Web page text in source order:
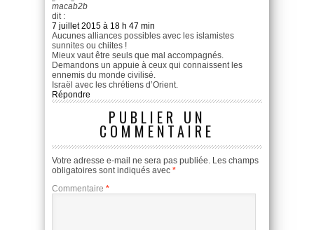
macab2b
dit :
7 juillet 2015 à 18 h 47 min
Aucunes alliances possibles avec les islamistes
sunnites ou chiites !
Mieux vaut être seuls que mal accompagnés.
Demandons un appuie à ceux qui connaissent les
ennemis du monde civilisé.
Israël avec les chrétiens d’Orient.
Répondre
PUBLIER UN
COMMENTAIRE
Votre adresse e-mail ne sera pas publiée. Les champs
obligatoires sont indiqués avec *
Commentaire *